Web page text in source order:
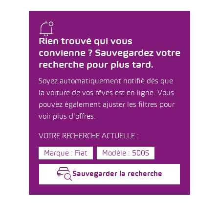
Rien trouvé qui vous
convienne ? Sauvegardez votre
recherche pour plus tard.
Soyez automatiquement notifié dès que
la voiture de vos rêves est en ligne. Vous
pouvez également ajuster les filtres pour
voir plus d'offres.
VOTRE RECHERCHE ACTUELLE :
Marque : Fiat Modèle : 500S
Sauvegarder la recherche